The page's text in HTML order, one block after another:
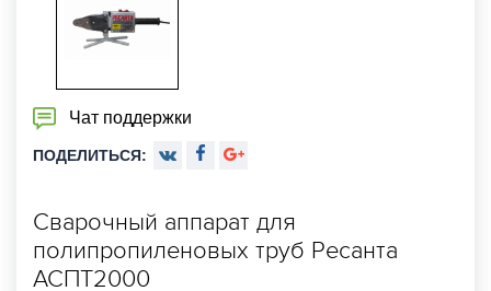
Чат поддержки
ПОДЕЛИТЬСЯ:
Сварочный аппарат для
полипропиленовых труб Ресанта
АСПТ2000